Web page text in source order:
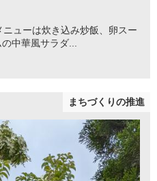
ューは炊き込み炒飯、卵スー
中華風サラダ...
まちづくりの推進